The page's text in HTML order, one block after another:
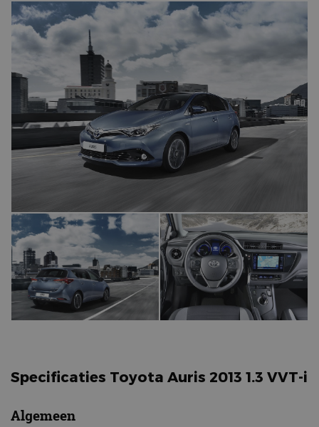
Specificaties Toyota Auris 2013 1.3 VVT-i
Algemeen